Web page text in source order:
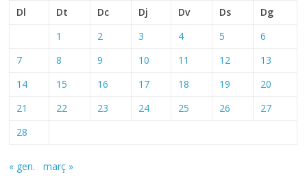
Dl
Dt Dc Dj Dv Ds
Dg
1
2 3 4 5
6
7
8 9 10 11 12
13
14
15 16 17 18 19
20
21
22 23 24 25 26
27
28
« gen. març »